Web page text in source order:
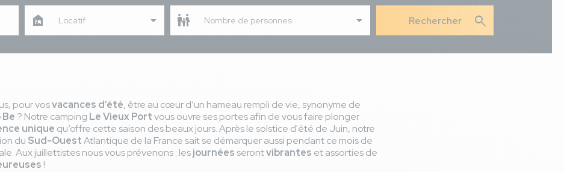
Locatif Nombre de personnes search
pour vosvacances d’été, être au cœur d’un hameau rempli de vie, synonyme de
Be ? Notre camping Le Vieux Portvous ouvre ses portes afin de vous faire plonger
unique qu’offre cette saison des beaux jours. Après le solstice d'été de Juin, notre
du Sud-OuestAtlantique de la France sait se démarquer aussi pendant ce mois de
Aux juillettistes nous vous prévenons : lesjournées serontvibrantes et assorties de
!